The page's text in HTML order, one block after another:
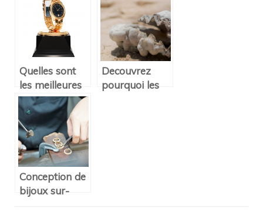
vos montres ?
Quelles sont
les meilleures
montres de
quartz existant
?
Decouvrez
pourquoi les
Conception de
bijoux sur-